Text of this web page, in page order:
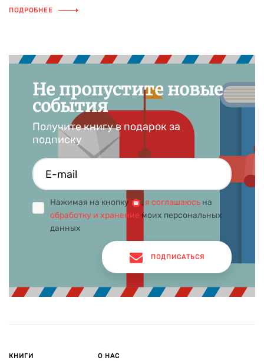
и других домашних любимцев.
ПОДРОБНЕЕ
Не пропустите новые
события
Получите книгу в подарок за
подписку
Нажимая на кнопку , я соглашаюсь на
обработку и хранение моих персональных
данных
ПОДПИСАТЬСЯ
КНИГИ О НАС